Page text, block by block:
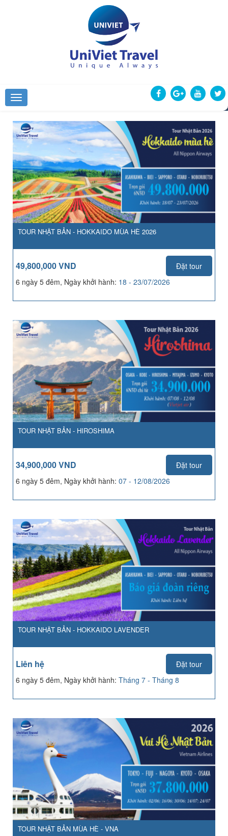
TOUR NHẬT BẢN - HOKKAIDO MÙA HÈ 2026
49,800,000 VND
Đặt tour
6 ngày 5 đêm, Ngày khởi hành: 18 - 23/07/2026
TOUR NHẬT BẢN - HIROSHIMA
34,900,000 VND
Đặt tour
6 ngày 5 đêm, Ngày khởi hành: 07 - 12/08/2026
TOUR NHẬT BẢN - HOKKAIDO LAVENDER
Liên hệ
Đặt tour
6 ngày 5 đêm, Ngày khởi hành: Tháng 7 - Tháng 8
TOUR NHẬT BẢN MÙA HÈ - VNA